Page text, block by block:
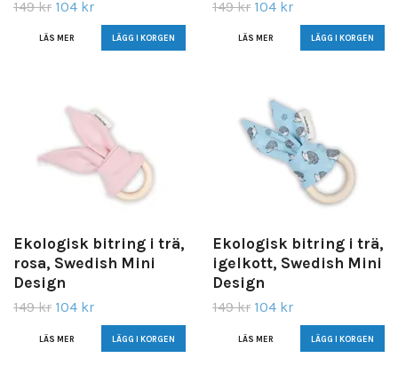
149 kr 104 kr
LÄS MER
149 kr 104 kr
LÄS MER
Ekologisk bitring i trä,
rosa, Swedish Mini
Design
149 kr 104 kr
LÄS MER
Ekologisk bitring i trä,
igelkott, Swedish Mini
Design
149 kr 104 kr
LÄS MER